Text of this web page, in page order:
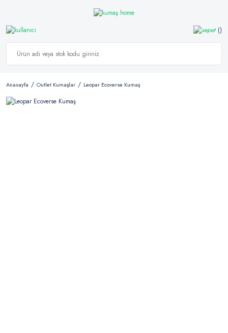
Anasayfa Outlet Kumaşlar Leopar Ecoverse Kumaş